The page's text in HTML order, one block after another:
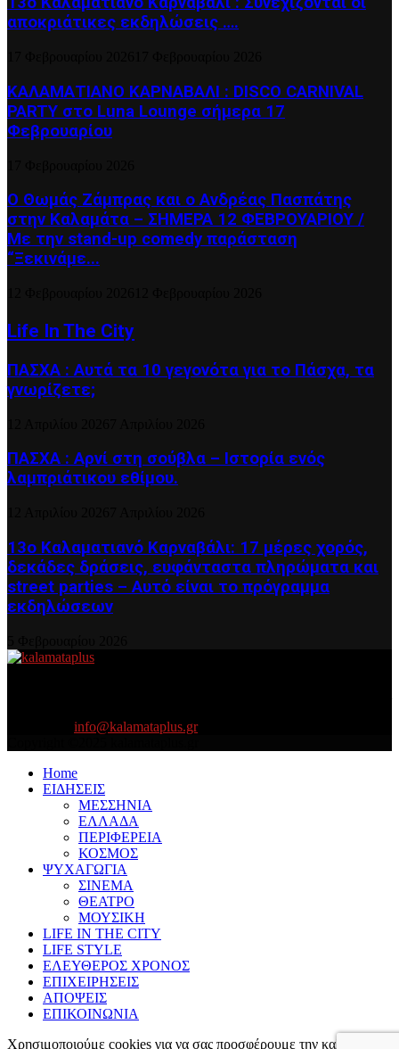
αποκριάτικες εκδηλώσεις ….
ΚΑΛΑΜΑΤΙΑΝΟ ΚΑΡΝΑΒΑΛΙ : DISCO CARNIVAL
PARTY στο Luna Lounge σήμερα 17
Φεβρουαρίου
Ο Θωμάς Ζάμπρας και ο Ανδρέας Πασπάτης
στην Καλαμάτα – ΣΗΜΕΡΑ 12 ΦΕΒΡΟΥΑΡΙΟΥ /
Με την stand-up comedy παράσταση
“Ξεκινάμε...
Life In The City
ΠΑΣΧΑ : Αυτά τα 10 γεγονότα για το Πάσχα, τα
γνωρίζετε;
ΠΑΣΧΑ : Αρνί στη σούβλα – Ιστορία ενός
λαμπριάτικου εθίμου.
13ο Καλαματιανό Καρναβάλι: 17 μέρες χορός,
δεκάδες δράσεις, ευφάνταστα πληρώματα και
street parties – Αυτό είναι το πρόγραμμα
εκδηλώσεων
info@kalamataplus.gr
Home
ΕΙΔΗΣΕΙΣ
ΜΕΣΣΗΝΙΑ
ΕΛΛΑΔΑ
ΠΕΡΙΦΕΡΕΙΑ
ΚΟΣΜΟΣ
ΨΥΧΑΓΩΓΙΑ
ΣΙΝΕΜΑ
ΘΕΑΤΡΟ
ΜΟΥΣΙΚΗ
LIFE IN THE CITY
LIFE STYLE
ΕΛΕΥΘΕΡΟΣ ΧΡΟΝΟΣ
ΕΠΙΧΕΙΡΗΣΕΙΣ
ΑΠΟΨΕΙΣ
ΕΠΙΚΟΙΝΩΝΙΑ
Χρησιμοποιούμε cookies για να σας προσφέρουμε την καλύτερη